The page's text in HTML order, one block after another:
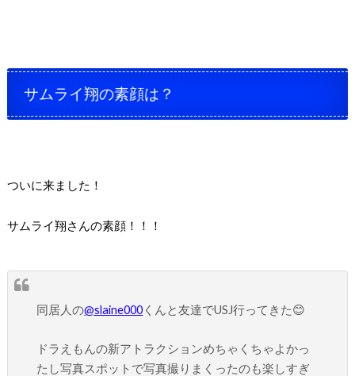
サムライ翔の素顔は？
ついに来ました！
サムライ翔さんの素顔！！！
同居人の@slaine000 くんと友達でUSJ行ってきた😊
ドラえもんの新アトラクションめちゃくちゃよかっ
たし写真スポットで写真撮りまくったのも楽しすぎ